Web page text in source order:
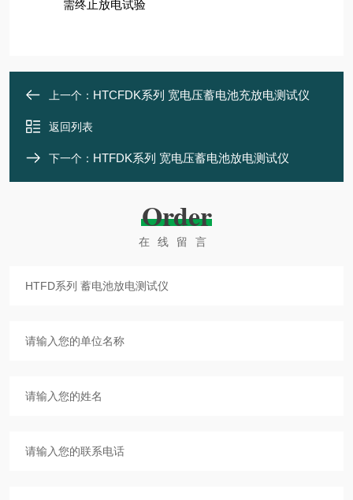
需终止放电试验
上一个： HTCFDK系列 宽电压蓄电池充放电测试仪
返回列表
下一个： HTFDK系列 宽电压蓄电池放电测试仪
Order
在线留言